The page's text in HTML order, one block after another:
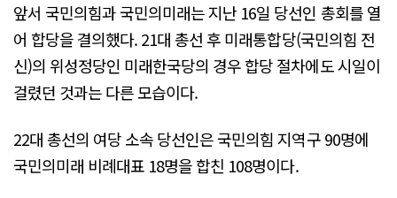
앞서 국민의힘과 국민의미래는 지난 16일 당선인 총회를 열
어 합당을 결의했다. 21대 총선 후 미래통합당(국민의힘 전
신)의 위성정당인 미래한국당의 경우 합당 절차에도 시일이
걸렸던 것과는 다른 모습이다.
22대 총선의 여당 소속 당선인은 국민의힘 지역구 90명에
국민의미래 비례대표 18명을 합친 108명이다.